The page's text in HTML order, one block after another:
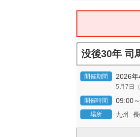
没後30年 司
開催期間 2026
5月7日
開催時間
09:00
場所 九州